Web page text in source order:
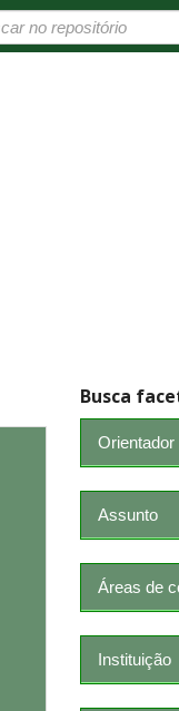
Busca
Orientador
Assunto
Áreas de
Instituição